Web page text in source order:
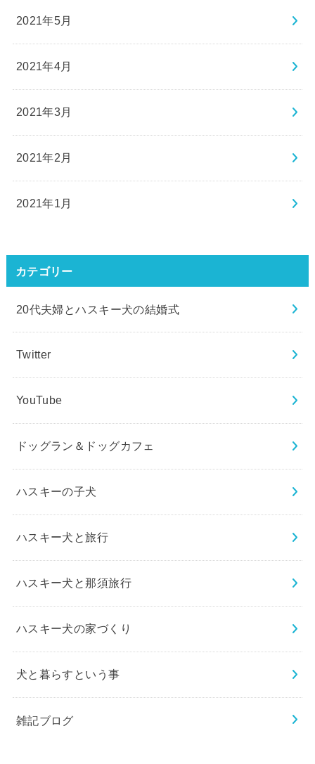
2021年5月
2021年4月
2021年3月
2021年2月
2021年1月
カテゴリー
20代夫婦とハスキー犬の結婚式
Twitter
YouTube
ドッグラン＆ドッグカフェ
ハスキーの子犬
ハスキー犬と旅行
ハスキー犬と那須旅行
ハスキー犬の家づくり
犬と暮らすという事
雑記ブログ